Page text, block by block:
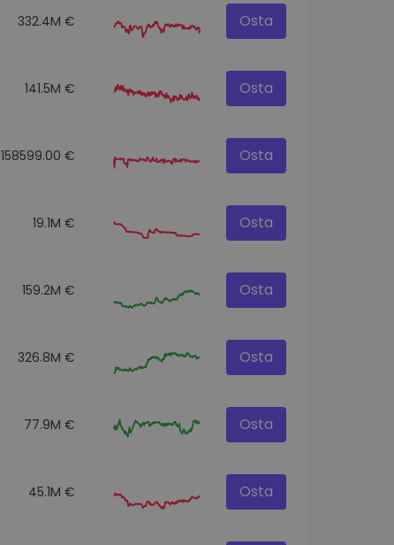
332.4M € Osta
141.5M € Osta
158599.00 € Osta
19.1M € Osta
159.2M € Osta
326.8M € Osta
77.9M € Osta
45.1M € Osta